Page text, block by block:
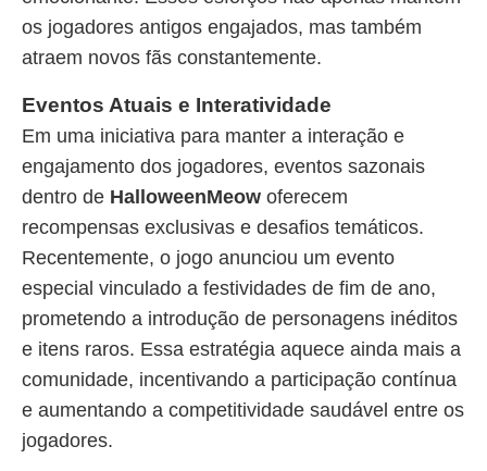
os jogadores antigos engajados, mas também
atraem novos fãs constantemente.
Eventos Atuais e Interatividade
Em uma iniciativa para manter a interação e
engajamento dos jogadores, eventos sazonais
dentro de HalloweenMeow oferecem
recompensas exclusivas e desafios temáticos.
Recentemente, o jogo anunciou um evento
especial vinculado a festividades de fim de ano,
prometendo a introdução de personagens inéditos
e itens raros. Essa estratégia aquece ainda mais a
comunidade, incentivando a participação contínua
e aumentando a competitividade saudável entre os
jogadores.